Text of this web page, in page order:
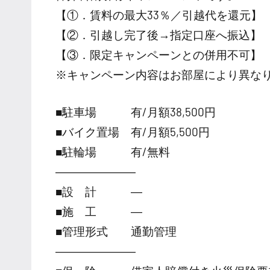
【①．賃料の最大33％／引越代を還元】
【②．引越し完了後→指定口座へ振込】
【③．限定キャンペーンとの併用不可】
※キャンペーン内容はお部屋により異な
■駐車場 有/月額38,500円
■バイク置場 有/月額5,500円
■駐輪場 有/無料
―――――――
■設 計 ―
■施 工 ―
■管理形式 通勤管理
―――――――